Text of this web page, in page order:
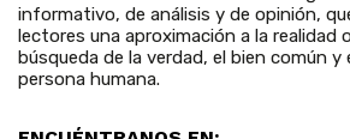
informativo, de análisis y de opinión,
lectores una aproximación a la realidad
búsqueda de la verdad, el bien común y
persona humana.